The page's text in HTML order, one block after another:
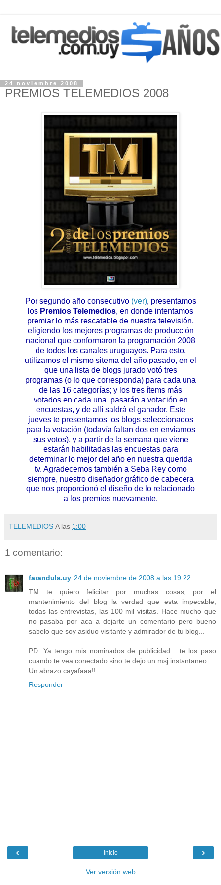
24 noviembre 2008
PREMIOS TELEMEDIOS 2008
Por segundo año consecutivo(ver), presentamos
los Premios Telemedios, en donde intentamos
premiar lo más rescatable de nuestra televisión,
eligiendo los mejores programas de producción
nacional que conformaron la programación 2008
de todos los canales uruguayos. Para esto,
utilizamos el mismo sitema del año pasado, en el
que una lista de blogs jurado votó tres
programas (o lo que corresponda) para cada una
de las 16 categorías; y los tres ítems más
votados en cada una, pasarán a votación en
encuestas, y de allí saldrá el ganador. Este
jueves te presentamos los blogs seleccionados
para la votación (todavía faltan dos en enviarnos
sus votos), y a partir de la semana que viene
estarán habilitadas las encuestas para
determinar lo mejor del año en nuestra querida
tv. Agradecemos también a Seba Rey como
siempre, nuestro diseñador gráfico de cabecera
que nos proporcionó el diseño de lo relacionado
a los premios nuevamente.
TELEMEDIOS A las 1:00
1 comentario:
farandula.uy 24 de noviembre de 2008 a las 19:22
TM te quiero felicitar por muchas cosas, por el
mantenimiento del blog la verdad que esta impecable,
todas las entrevistas, las 100 mil visitas. Hace mucho que
no pasaba por aca a dejarte un comentario pero bueno
sabelo que soy asiduo visitante y admirador de tu blog...
PD: Ya tengo mis nominados de publicidad... te los paso
cuando te vea conectado sino te dejo un msj instantaneo...
Un abrazo cayafaaa!!
Responder
‹ ›
Inicio
Ver versión web